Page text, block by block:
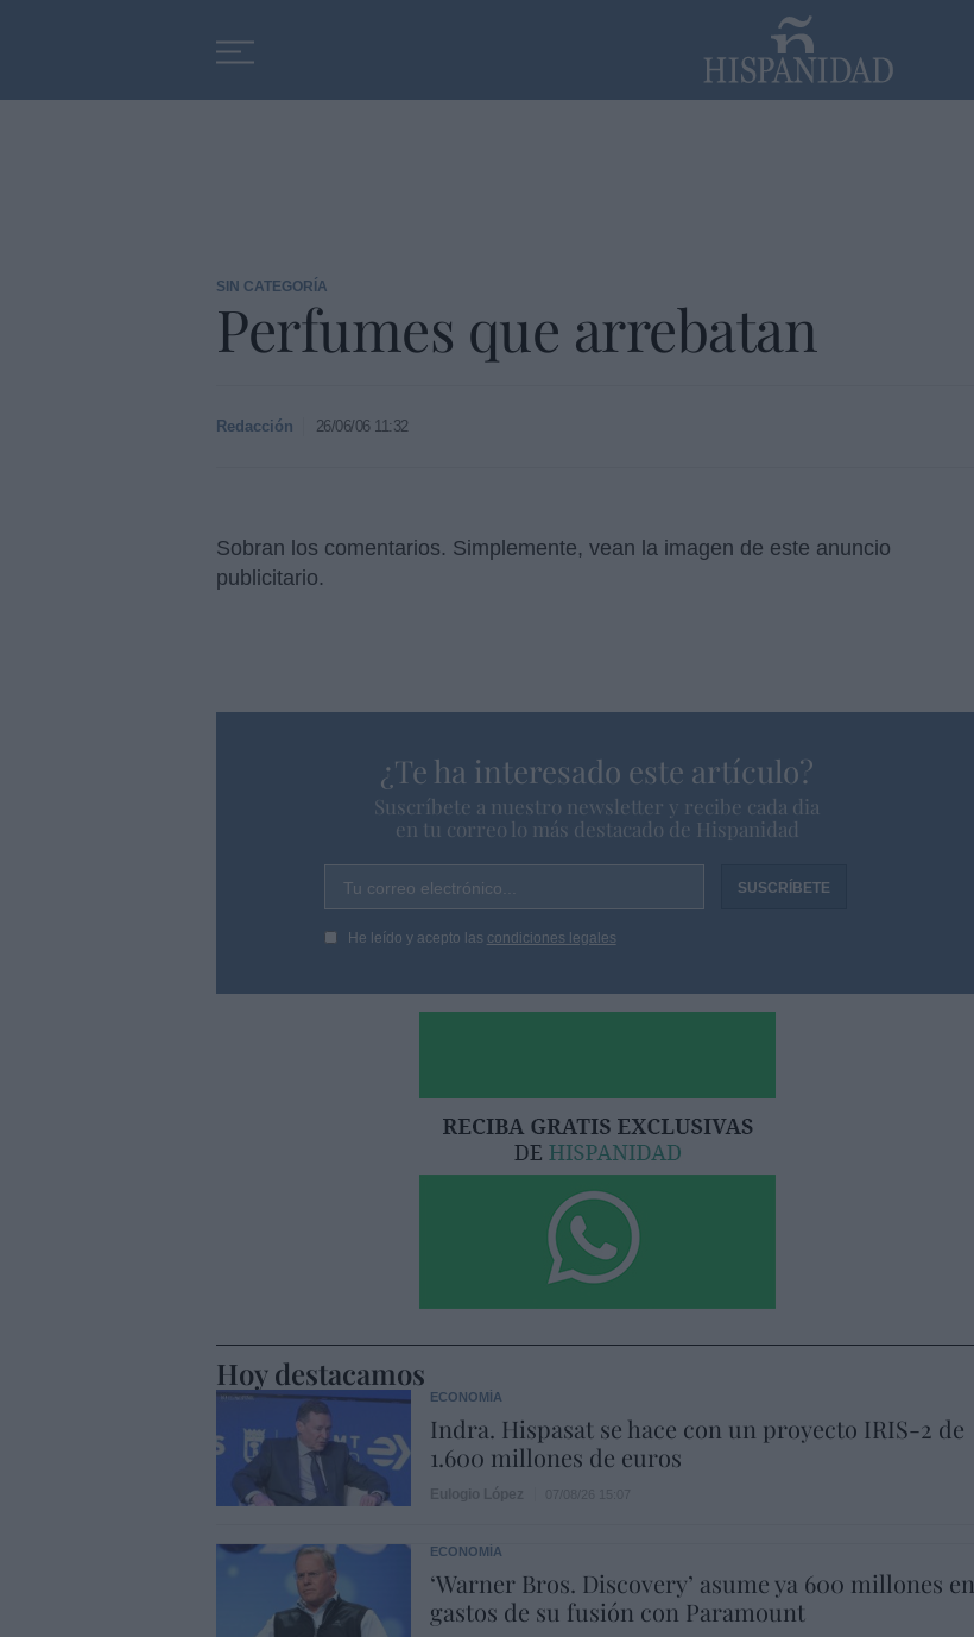
SIN CATEGORÍA
Perfumes que arrebatan
Redacción 26/06/06 11:32
Sobran los comentarios. Simplemente, vean la imagen de este anuncio
publicitario.
¿Te ha interesado este artículo?
Suscríbete a nuestro newsletter y recibe cada dia
en tu correo lo más destacado de Hispanidad
Tu correo electrónico...
He leído y acepto las condiciones legales
Hoy destacamos
ECONOMÍA
Indra. Hispasat se hace con un proyecto IRIS-2 de
1.600 millones de euros
ECONOMÍA
‘Warner Bros. Discovery’ asume ya 600 millones en
gastos de su fusión con Paramount